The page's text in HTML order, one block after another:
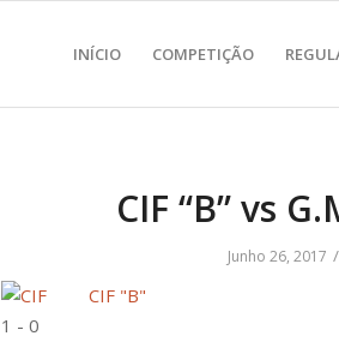
INÍCIO COMPETIÇÃO
CIF “B” vs
Junho 26, 2017 /
CIF "B"
1 - 0